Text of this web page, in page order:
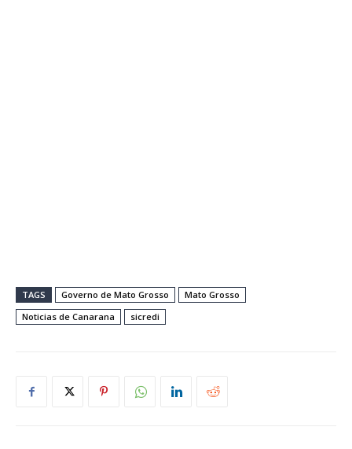
TAGS Governo de Mato Grosso
Mato Grosso
Noticias de Canarana
sicredi